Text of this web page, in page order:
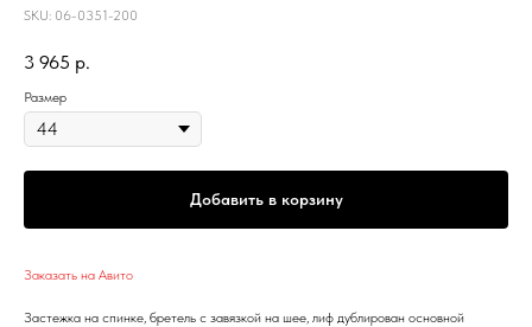
SKU: 06-0351-200
3 965 р.
Размер
Добавить в корзину
Заказать на Авито
Застежка на спинке, бретель с завязкой на шее, лиф дублирован основной